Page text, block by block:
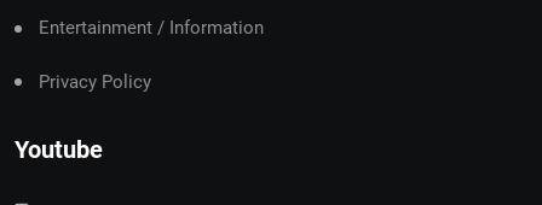
Entertainment / Information
Privacy Policy
Youtube